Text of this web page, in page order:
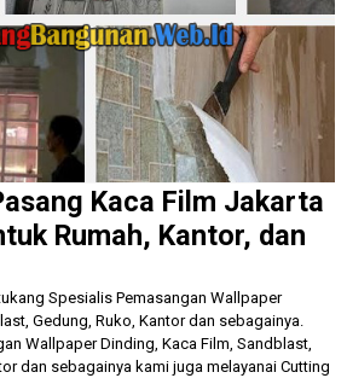
Kaca Film Jakarta
Rumah, Kantor, dan
Spesialis Pemasangan Wallpaper
Gedung, Ruko, Kantor dan sebagainya
Wallpaper Dinding, Kaca Film, Sandblast,
dan sebagainya kami juga melayanai Cutting